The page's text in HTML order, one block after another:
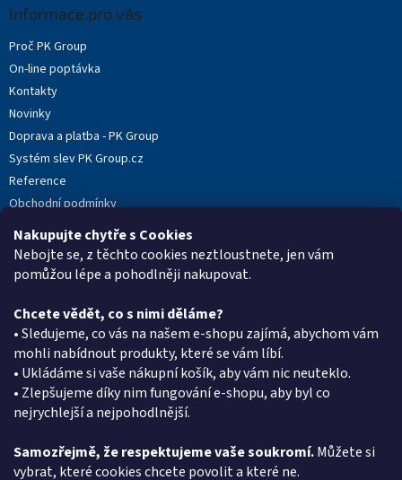
Nakupujte chytře s Cookies
Nebojte se, z těchto cookies neztloustnete, jen vám
pomůžou lépe a pohodlněji nakupovat.
Chcete vědět, co s nimi děláme?
• Sledujeme, co vás na našem e-shopu zajímá, abychom vám
mohli nabídnout produkty, které se vám líbí.
• Ukládáme si vaše nákupní košík, aby vám nic neuteklo.
• Zlepšujeme díky nim fungování e-shopu, aby byl co
nejrychlejší a nejpohodlnější.
Samozřejmě, že respektujeme vaše soukromí.Můžete si
vybrat, které cookies chcete povolit a které ne.
Informace pro vás
Proč PK Group
On-line poptávka
Kontakty
Novinky
Doprava a platba - PK Group
Systém slev PK Group.cz
Reference
Obchodní podmínky
Podmínky ochrany osobních údajů
Reklamační protokol
Kontakt
eshop@pkgroup.cz
+420603331993
+420734621131
Vyhledávání